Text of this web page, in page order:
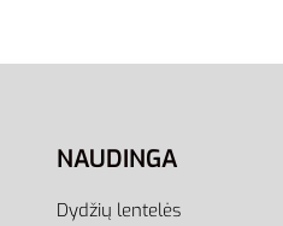
Į krepšelį
NAUDINGA
Dydžių lentelės